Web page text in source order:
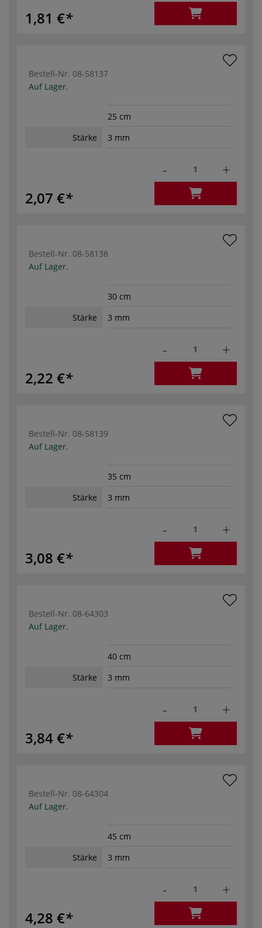
1,81 €
Bestell-Nr. 08-58137
Auf Lager.
25 cm
Stärke
3 mm
2,07 €
- +
Bestell-Nr. 08-58138
Auf Lager.
30 cm
Stärke
3 mm
2,22 €
- +
Bestell-Nr. 08-58139
Auf Lager.
35 cm
Stärke
3 mm
3,08 €
- +
Bestell-Nr. 08-64303
Auf Lager.
40 cm
Stärke
3 mm
3,84 €
- +
Bestell-Nr. 08-64304
Auf Lager.
45 cm
Stärke
3 mm
4,28 €
- +